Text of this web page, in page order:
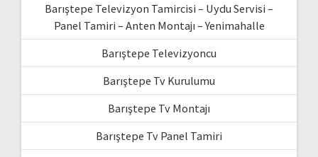
Barıştepe Televizyon Tamircisi – Uydu Servisi –
Panel Tamiri – Anten Montajı – Yenimahalle
Barıştepe Televizyoncu
Barıştepe Tv Kurulumu
Barıştepe Tv Montajı
Barıştepe Tv Panel Tamiri